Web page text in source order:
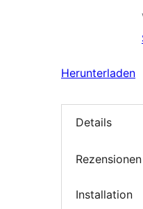
Herunterladen
Details
Rezensionen
Installation